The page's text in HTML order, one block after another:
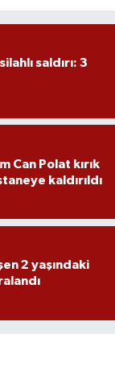
saldırı: 3
Can Polat kırık
kaldırıldı
2 yaşındaki